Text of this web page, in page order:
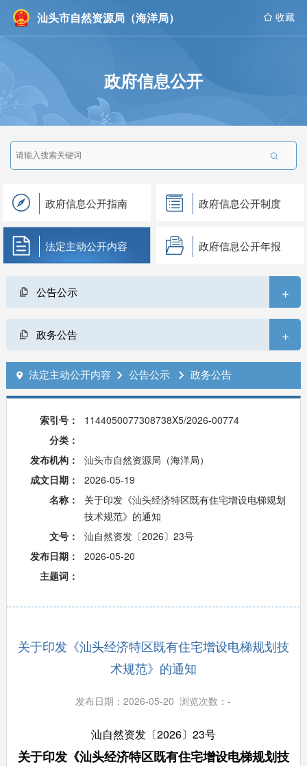
汕头市自然资源局（海洋局）  收藏
政府信息公开

政府信息公开指南 政府信息公开制度
法定主动公开内容 政府信息公开年报
公告公示 +
政务公告 +
 法定主动公开内容  公告公示  政务公告
索引号：
1144050077308738X5/2026-00774
分类：
发布机构：
汕头市自然资源局（海洋局）
成文日期：
2026-05-19
名称：
关于印发《汕头经济特区既有住宅增设电梯规划
技术规范》的通知
文号：
汕自然资发〔2026〕23号
发布日期：
2026-05-20
主题词：
关于印发《汕头经济特区既有住宅增设电梯规划技
术规范》的通知
发布日期：2026-05-20 浏览次数：-
汕自然资发〔2026〕23号
关于印发《汕头经济特区既有住宅增设电梯规划技